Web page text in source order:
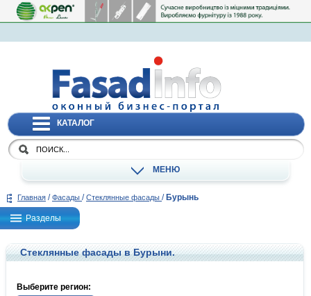
КАТАЛОГ
МЕНЮ
Главная / Фасады / Стеклянные фасады / Бурынь
Разделы
Стеклянные фасады в Бурыни.
Выберите регион: